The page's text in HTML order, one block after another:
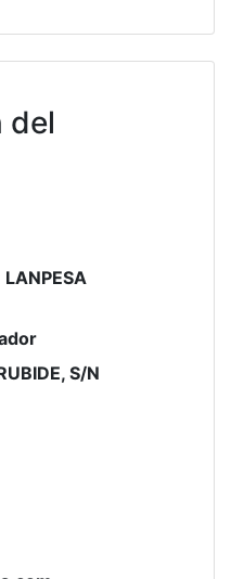
del
LANPESA
S/N